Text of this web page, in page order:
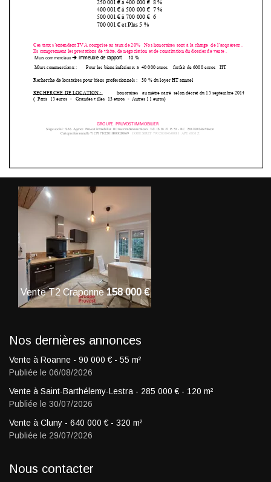
VenteT2 Craponne158 000 €
Nos dernières annonces
Vente à Roanne - 90 000 € - 55 m²
Publiée le 06/08/2026
Vente à Saint-Barthélemy-Lestra - 285 000 € - 120 m²
Publiée le 30/07/2026
Vente à Cluny - 640 000 € - 320 m²
Publiée le 29/07/2026
Nous contacter